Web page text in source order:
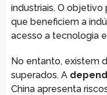
industriais. O
que beneficiem a
acesso a tecnologia
No entanto, existem
superados. A
China apresenta